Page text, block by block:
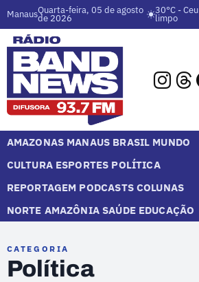
ManausQuarta-feira, 05 de agosto
de 2026
30°C - Ceu
limpo
AMAZONAS MANAUS BRASIL MUNDO
CULTURA ESPORTES POLÍTICA
REPORTAGEM PODCASTS COLUNAS
NORTE AMAZÔNIA SAÚDE EDUCAÇÃO
CATEGORIA
Política